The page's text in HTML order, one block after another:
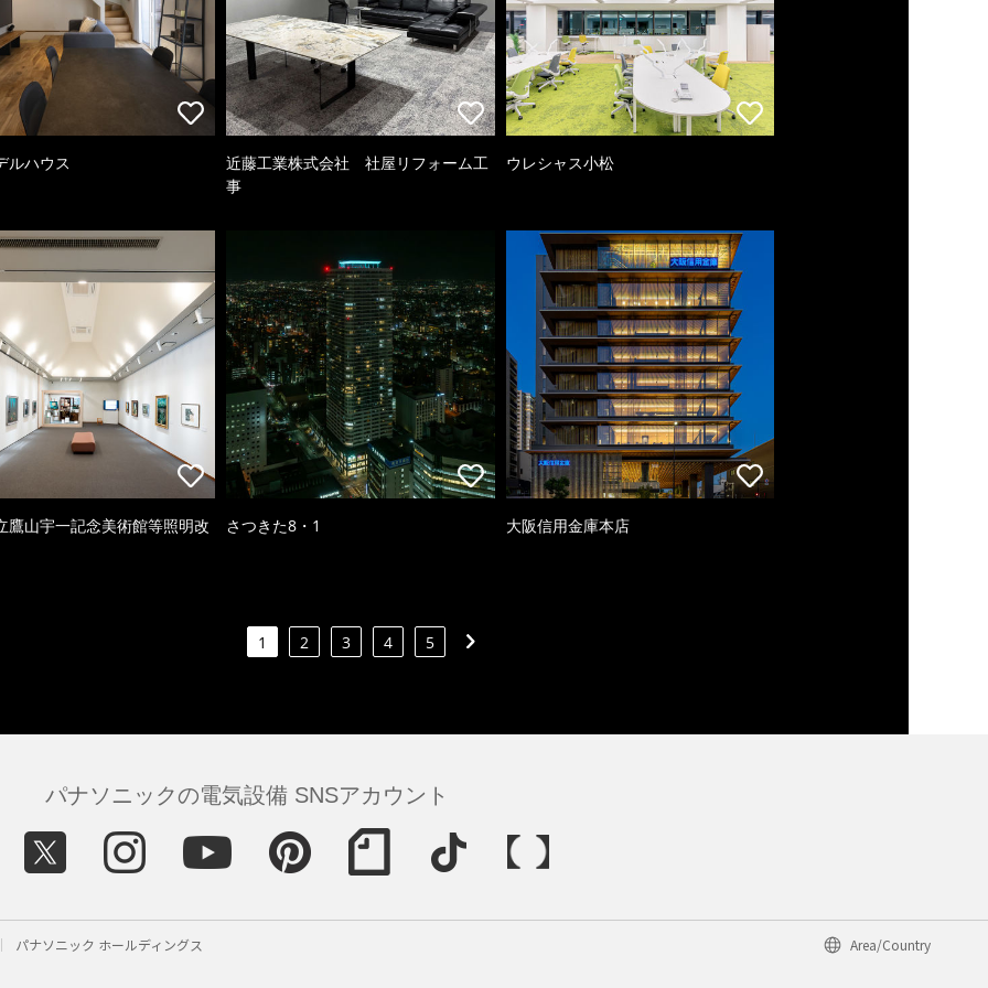
ルハウス
近藤工業株式会社 社屋リフォーム工
事
ウレシャス小松
鷹山宇一記念美術館等照明改 さつきた8・1 大阪信用金庫本店
1 2 3 4 5
パナソニックの電気設備 SNSアカウント
パナソニック ホールディングス Area/Country